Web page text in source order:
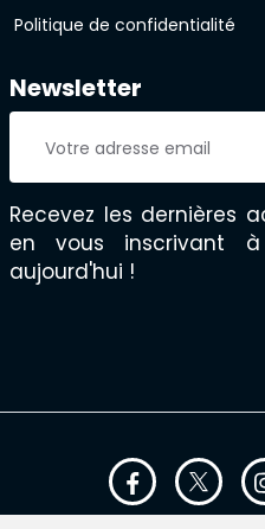
Politique de confidentialité
Newsletter
Recevez les dernières
en vous inscrivant
aujourd'hui !